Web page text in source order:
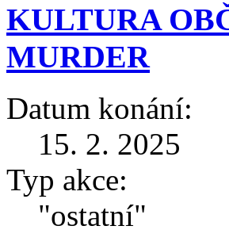
KULTURA
MURDER
Datum konání:
15. 2. 2025
Typ akce:
"ostatní"